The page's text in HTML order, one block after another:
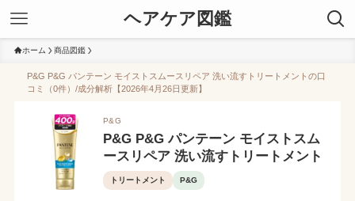
ヘアケア図鑑
ホーム 商品図鑑
P&G P&G パンテーン モイストスムースリペア 洗い流すトリートメントの口
コミ（0件）/成分解析【2026年4月26日更新】
P&G
P&G P&G パンテーン モイストスム
ースリペア 洗い流すトリートメント
トリートメント P&G